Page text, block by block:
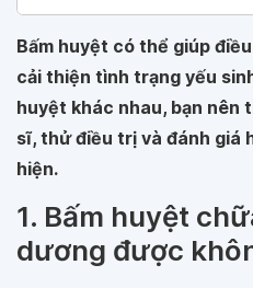
Bấm huyệt có thể giúp
cải thiện tình trạng yếu
huyệt khác nhau, bạn nên
sĩ, thử điều trị và đánh giá
hiện.
1. Bấm huyệt
dương được